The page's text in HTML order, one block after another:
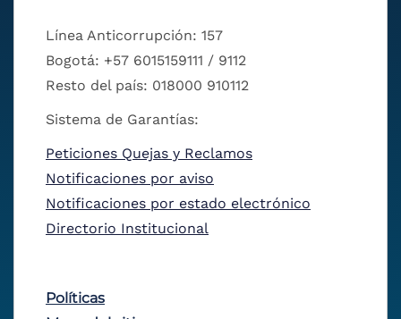
Línea Anticorrupción: 157
Bogotá: +57 6015159111 / 9112
Resto del país: 018000 910112
Sistema de Garantías:
Peticiones Quejas y Reclamos
Notificaciones por aviso
Notificaciones por estado electrónico
Directorio Institucional
Políticas